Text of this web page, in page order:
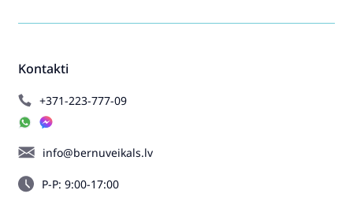
Kontakti
+371-223-777-09
info@bernuveikals.lv
P-P: 9:00-17:00